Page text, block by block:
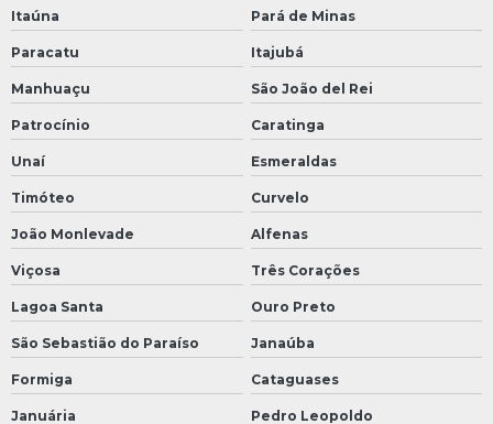
Itaúna Pará de Minas
Paracatu Itajubá
Manhuaçu São João del Rei
Patrocínio Caratinga
Unaí Esmeraldas
Timóteo Curvelo
João Monlevade Alfenas
Viçosa Três Corações
Lagoa Santa Ouro Preto
São Sebastião do Paraíso Janaúba
Formiga Cataguases
Januária Pedro Leopoldo